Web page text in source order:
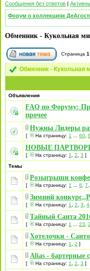
Сообщения без ответов |
Форум о коллекциях
Обменник - Кукольная
Страница 1
Обменник - Кукольная
Объявления
FAQ по Форуму:
прочее
Нужны Лидеры
[ На страницу: 1 60
НОВЫЕ ПАРТВОРКИ
[ На страницу: 1 2 3 ]
Темы
Розыгрыши
[ На страницу: 1 6 7
Зимний
[ На страницу: 1 2 3 4
Тайный Санта
[ На страницу: 1 23
Хотелочки -
[ На страницу: 1 2 ]
Alias - бартерные
[ На страницу: 1 2 3 ]